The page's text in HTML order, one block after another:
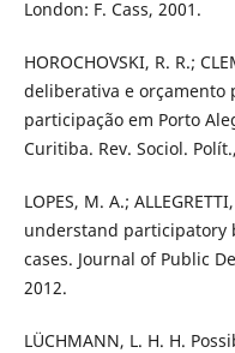
London: F. Cass, 2001.
HOROCHOVSKI, R. R.;
deliberativa e orçamento
participação em Porto
Curitiba. Rev. Sociol.
LOPES, M. A.;
understand participatory
cases. Journal of Public
2012.
LÜCHMANN, L. H. H.